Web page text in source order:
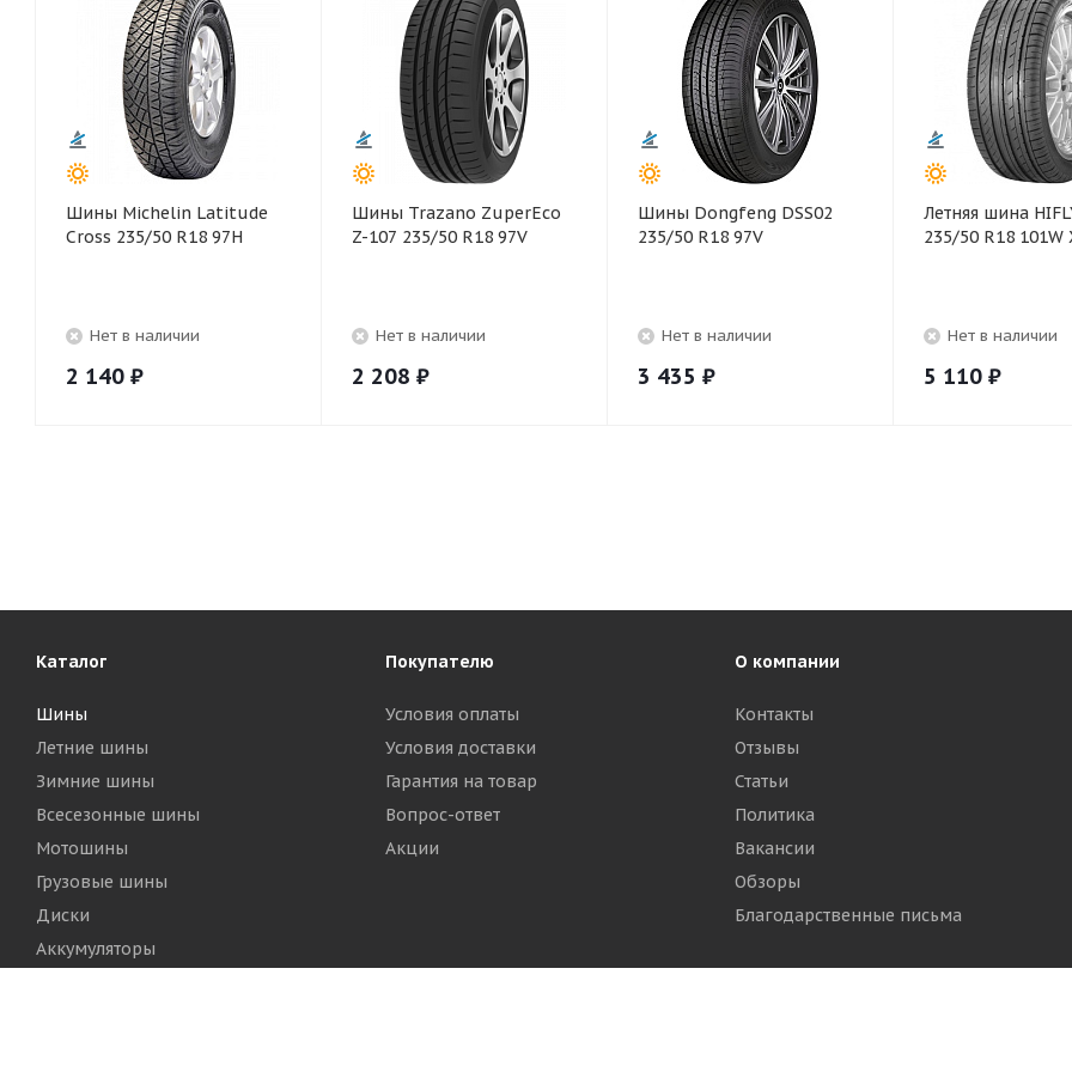
Шины Michelin Latitude
Cross 235/50 R18 97H
Нет в наличии
2 140 ₽
Шины Trazano ZuperEco
Z-107 235/50 R18 97V
Нет в наличии
2 208 ₽
Шины Dongfeng DSS02
235/50 R18 97V
Нет в наличии
3 435 ₽
Летняя шина
235/50 R18 101W
Нет в наличии
5 110 ₽
Каталог
Шины
Летние шины
Зимние шины
Всесезонные шины
Мотошины
Грузовые шины
Диски
Аккумуляторы
Покупателю
Условия оплаты
Условия доставки
Гарантия на товар
Вопрос-ответ
Акции
О компании
Контакты
Отзывы
Статьи
Политика
Вакансии
Обзоры
Благодарственные письма